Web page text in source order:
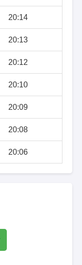
20:14
20:13
20:12
20:10
20:09
20:08
20:06